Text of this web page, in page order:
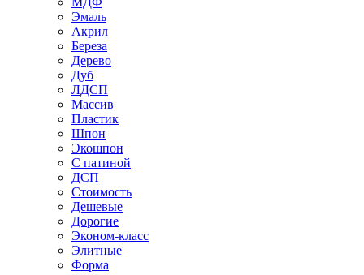
Эмаль
Акрил
Береза
Дерево
Дуб
ЛДСП
Массив
Пластик
Шпон
Экошпон
С патиной
ДСП
Стоимость
Дешевые
Дорогие
Эконом-класс
Элитные
Форма